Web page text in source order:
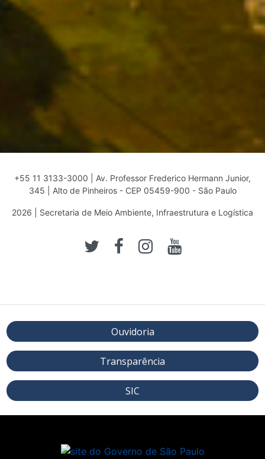
+55 11 3133-3000 | Av. Professor Frederico Hermann Junior,
345 | Alto de Pinheiros - CEP 05459-900 - São Paulo
2026 | Secretaria de Meio Ambiente, Infraestrutura e Logística
Ouvidoria
Transparência
SIC